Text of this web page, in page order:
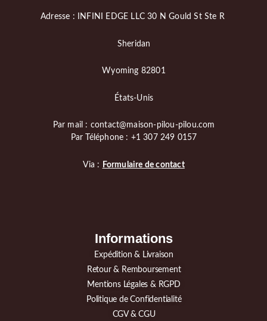
Adresse : INFINI EDGE LLC 30 N Gould St Ste R
Sheridan
Wyoming 82801
États-Unis
Par mail : contact@maison-pilou-pilou.com
Par Téléphone : +1 307 249 0157
Via : Formulaire de contact
Informations
Expédition & Livraison
Retour & Remboursement
Mentions Légales & RGPD
Politique de Confidentialité
CGV & CGU